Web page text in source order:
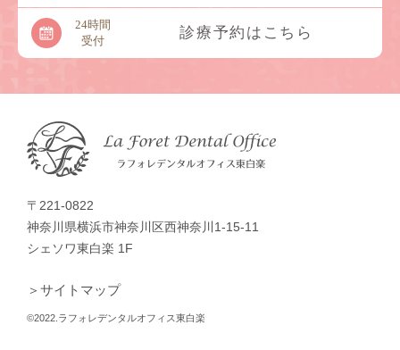
24時間
受付
診療予約はこちら
〒221-0822
神奈川県横浜市神奈川区西神奈川1-15-11
シェソワ東白楽 1F
＞サイトマップ
©2022.ラフォレデンタルオフィス東白楽